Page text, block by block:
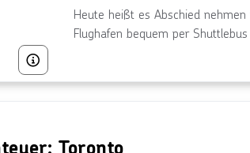
Bild von © f11photo über Getty Images
Heute heißt es Abschied
Flughafen bequem per
Toronto